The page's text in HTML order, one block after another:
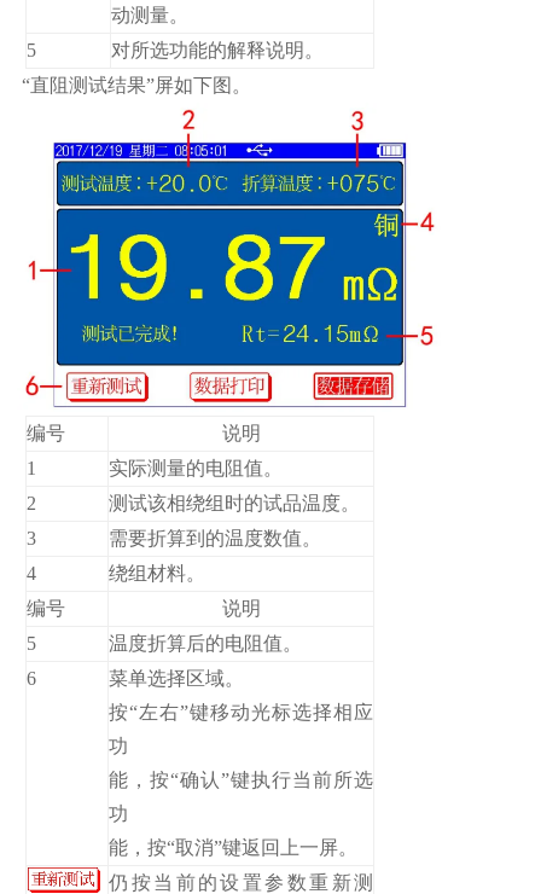
动测量。
5
对所选功能的解释说明。
“直阻测试结果”屏如下图。
编号
说明
1
实际测量的电阻值。
2
测试该相绕组时的试品温度。
3
需要折算到的温度数值。
4
绕组材料。
编号
说明
5
温度折算后的电阻值。
6
菜单选择区域。
按“左右”键移动光标选择相应
功
能，按“确认”键执行当前所选
功
能，按“取消”键返回上一屏。
仍按当前的设置参数重新测